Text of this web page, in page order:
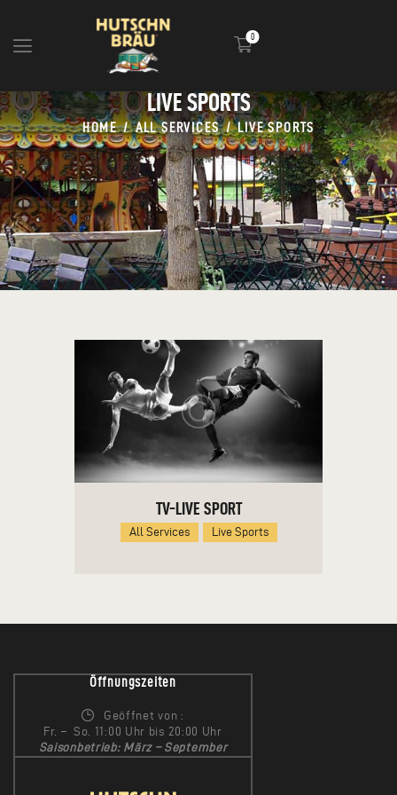
0
LIVE SPORTS
HOME ALL SERVICES LIVE SPORTS
HOME
BLOG
INFOS
EVENTS
SHOP
MEDIA
TV-LIVE SPORT
All Services Live Sports
Öffnungszeiten
Geöffnet von :
Fr. – So. 11:00 Uhr bis 20:00 Uhr
Saisonbetrieb: März – September